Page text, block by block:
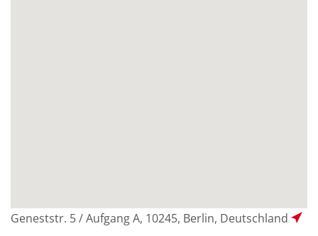
Geneststr. 5 / Aufgang A, 10245, Berlin, Deutschland